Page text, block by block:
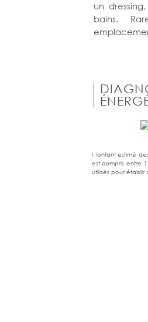
un
bains.
Montant estimé
est compris entre
utilisés pour établir